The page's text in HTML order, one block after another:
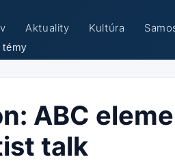
Aktuality Kultúra
témy
ABC
talk